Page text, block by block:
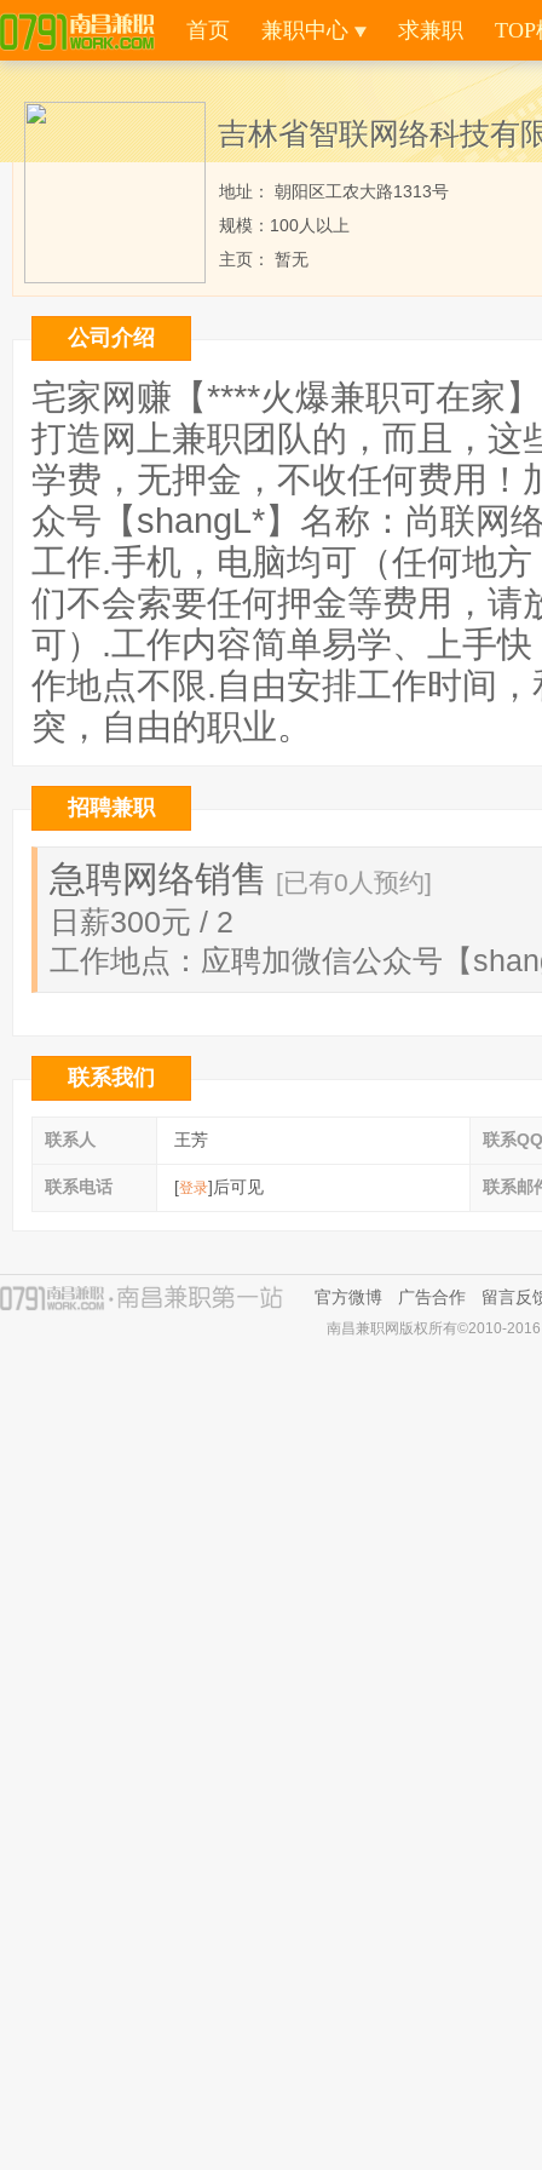
首页 兼职中心 求兼职 TOP
吉林省智联网络科技有
地址： 朝阳区工农大路1313号
规模：100人以上
主页： 暂无
公司介绍
宅家网赚【****火爆兼职可在家
打造网上兼职团队的，而且，这
学费，无押金，不收任何费用！
众号【shangL*】名称：尚联网
工作.手机，电脑均可（任何地
们不会索要任何押金等费用，请
可）.工作内容简单易学、上手
作地点不限.自由安排工作时间
突，自由的职业。
招聘兼职
急聘网络销售 [已有0人预约]
日薪300元 / 2
工作地点：应聘加微信公众号【
联系我们
联系人 王芳 联系QQ
联系电话 [登录]后可见 联系邮
官方微博 广告合作 留言反
南昌兼职网版权所有©2010-